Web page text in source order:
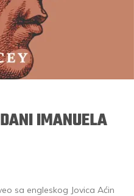
IMANUELA
sa engleskog Jovica Aćin